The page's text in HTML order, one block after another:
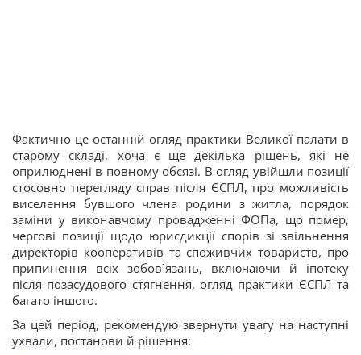
Фактично це останній огляд практики Великої палати в
старому складі, хоча є ще декілька рішень, які не
оприлюднені в повному обсязі. В огляд увійшли позиції
стосовно перегляду справ після ЄСПЛ, про можливість
виселення бувшого члена родини з житла, порядок
заміни у виконавчому провадженні ФОПа, що помер,
чергові позиції щодо юрисдикції спорів зі звільнення
директорів кооперативів та споживчих товариств, про
припинення всіх зобов`язань, включаючи й іпотеку
після позасудового стягнення, огляд практики ЄСПЛ та
багато іншого.
За цей період, рекомендую звернути увагу на наступні
ухвали, постанови й рішення: